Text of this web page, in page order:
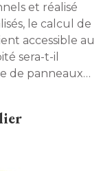
et réalisé
le calcul de
accessible au
sera-t-il
de panneaux